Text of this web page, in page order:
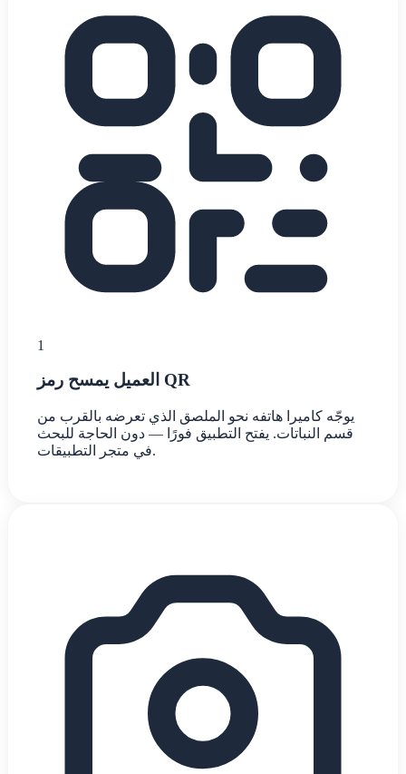
1
العميل يمسح رمز QR
يوجّه كاميرا هاتفه نحو الملصق الذي تعرضه بالقرب من
قسم النباتات. يفتح التطبيق فورًا — دون الحاجة للبحث
في متجر التطبيقات.